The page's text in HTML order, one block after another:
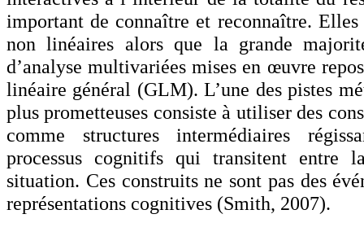
important de connaître et reconnaître. Elles
non linéaires alors que la grande
d’analyse multivariées mises en œuvre
linéaire général (GLM). L’une des pistes
plus prometteuses consiste à utiliser des
comme structures intermédiaires
processus cognitifs qui transitent entre
situation. Ces construits ne sont pas des
représentations cognitives (Smith, 2007).